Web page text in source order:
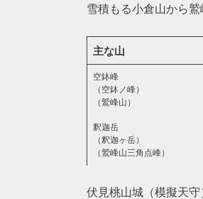
雪積もる小倉山から
主な山
空鉢峰
（空鉢ノ峰）
（鷲峰山）
釈迦岳
（釈迦ヶ岳）
（鷲峰山三角点峰）
伏見桃山城（模擬天守